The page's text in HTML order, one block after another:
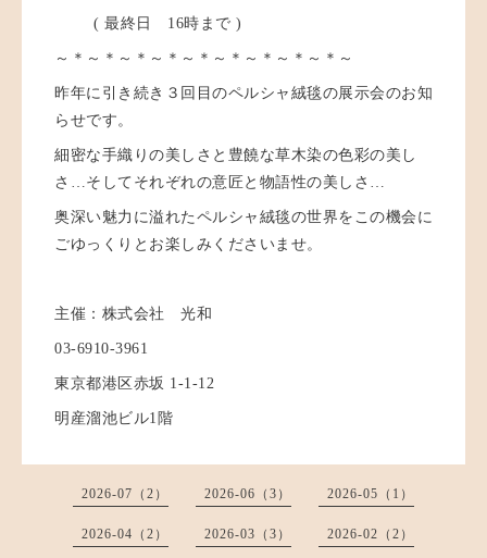
( 最終日 16時まで )
～＊～＊～＊～＊～＊～＊～＊～＊～＊～
昨年に引き続き３回目のペルシャ絨毯の展示会のお知
らせです。
細密な手織りの美しさと豊饒な草木染の色彩の美し
さ…そしてそれぞれの意匠と物語性の美しさ…
奥深い魅力に溢れたペルシャ絨毯の世界をこの機会に
ごゆっくりとお楽しみくださいませ。
主催：株式会社 光和
03-6910-3961
東京都港区赤坂 1-1-12
明産溜池ビル1階
2026-07（2） 2026-06（3） 2026-05（1）
2026-04（2） 2026-03（3） 2026-02（2）